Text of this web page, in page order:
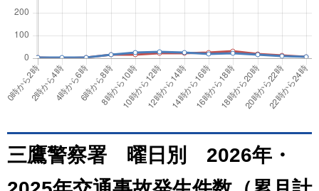
三鷹警察署 曜日別 2026年・